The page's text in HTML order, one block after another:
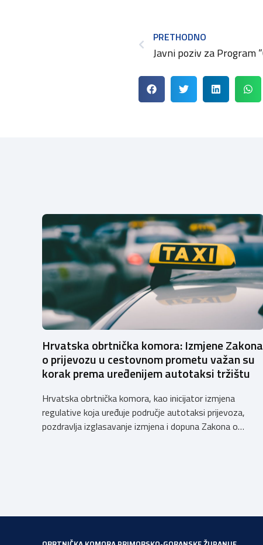
PRETHODNO
Hrvatska obrtnička komora: Izmjene Zakona
o prijevozu u cestovnom prometu važan su
korak prema uređenijem autotaksi tržištu
Hrvatska obrtnička komora, kao inicijator izmjena
regulative koja uređuje područje autotaksi prijevoza,
pozdravlja izglasavanje izmjena i dopuna Zakona o